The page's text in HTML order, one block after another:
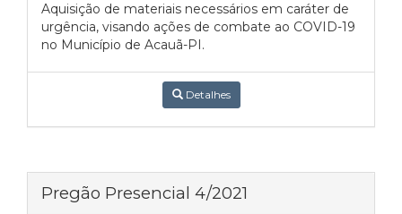
Aquisição de materiais necessários em caráter de
urgência, visando ações de combate ao COVID-19
no Município de Acauã-PI.
Detalhes
Pregão Presencial 4/2021